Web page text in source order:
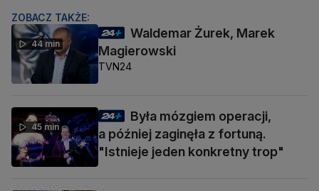
ZOBACZ TAKŻE:
44 min
Waldemar Żurek, Marek
Magierowski
TVN24
45 min
Była mózgiem operacji,
a później zaginęła z fortuną.
"Istnieje jeden konkretny trop"